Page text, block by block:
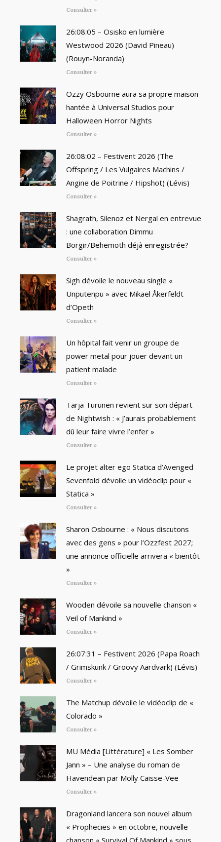
Consulter »
26:08:05 – Osisko en lumière
Westwood 2026 (David Pineau)
(Rouyn-Noranda)
Consulter »
Ozzy Osbourne aura sa propre maison
hantée à Universal Studios pour
Halloween Horror Nights
Consulter »
26:08:02 – Festivent 2026 (The
Offspring / Les Vulgaires Machins /
Angine de Poitrine / Hipshot) (Lévis)
Consulter »
Shagrath, Silenoz et Nergal en entrevue
: une collaboration Dimmu
Borgir/Behemoth déjà enregistrée?
Consulter »
Sigh dévoile le nouveau single «
Unputenpu » avec Mikael Åkerfeldt
d’Opeth
Consulter »
Un hôpital fait venir un groupe de
power metal pour jouer devant un
patient malade
Consulter »
Tarja Turunen revient sur son départ
de Nightwish : « J’aurais probablement
dû leur faire vivre l’enfer »
Consulter »
Le projet alter ego Statica d’Avenged
Sevenfold dévoile un vidéoclip pour «
Statica »
Consulter »
Sharon Osbourne : « Nous discutons
avec des gens » pour l’Ozzfest 2027;
une annonce officielle arrivera « bientôt
»
Consulter »
Wooden dévoile sa nouvelle chanson «
Veil of Mankind »
Consulter »
26:07:31 – Festivent 2026 (Papa Roach
/ Grimskunk / Groovy Aardvark) (Lévis)
Consulter »
The Matchup dévoile le vidéoclip de «
Colorado »
Consulter »
MU Média [Littérature] « Les Somber
Jann » – Une analyse du roman de
Havendean par Molly Caisse-Vee
Consulter »
Dragonland lancera son nouvel album
« Prophecies » en octobre, nouvelle